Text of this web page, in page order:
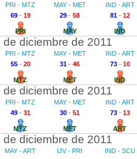
PRI - MTZ
69- 19
PRI
MAY - MET
29 - 58
MAY
IND - ART
81- 12
IND
de diciembre de 2011
PRI - MTZ
55- 20
MTZ
MAY - MET
31 - 46
MET
IND - ART
73- 10
IND
de diciembre de 2011
PRI - MTZ
49- 31
MTZ
MAY - MET
30 - 51
MET
IND - ART
73- 13
ART
de diciembre de 2011
MAY - ART
IJV - PRI
IND - SCU